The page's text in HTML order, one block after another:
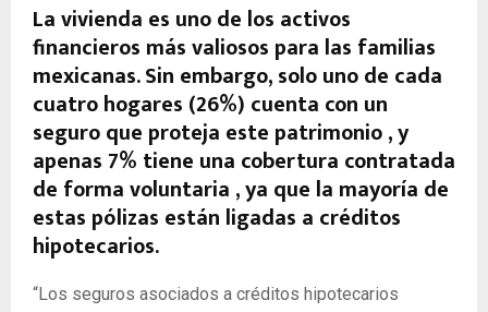
La vivienda es uno de los activos
financieros más valiosos para las familias
mexicanas. Sin embargo, solo uno de cada
cuatro hogares (26%) cuenta con un
seguro que proteja este patrimonio , y
apenas 7% tiene una cobertura contratada
de forma voluntaria , ya que la mayoría de
estas pólizas están ligadas a créditos
hipotecarios.
“Los seguros asociados a créditos hipotecarios